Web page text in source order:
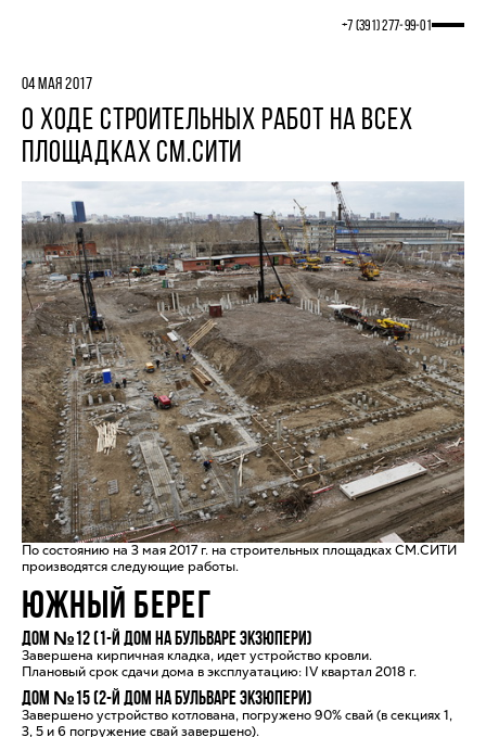
+7 (391) 277‒99‒01
04 МАЯ 2017
О ХОДЕ СТРОИТЕЛЬНЫХ РАБОТ НА ВСЕХ
ПЛОЩАДКАХ СМ.СИТИ
По состоянию на 3 мая 2017 г. на строительных площадках СМ.СИТИ
производятся следующие работы.
ЮЖНЫЙ БЕРЕГ
Дом №12 (1-й дом на бульваре Экзюпери)
Завершена кирпичная кладка, идет устройство кровли.
Плановый срок сдачи дома в эксплуатацию: IV квартал 2018 г.
Дом №15 (2-й дом на бульваре Экзюпери)
Завершено устройство котлована, погружено 90% свай (в секциях 1,
3, 5 и 6 погружение свай завершено).